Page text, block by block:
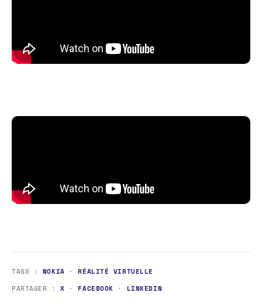
TAGS : NOKIA ·RÉALITÉ VIRTUELLE
PARTAGER :X · FACEBOOK · LINKEDIN